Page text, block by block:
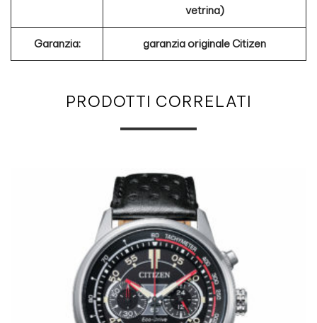
vetrina)
Garanzia: garanzia originale Citizen
PRODOTTI CORRELATI